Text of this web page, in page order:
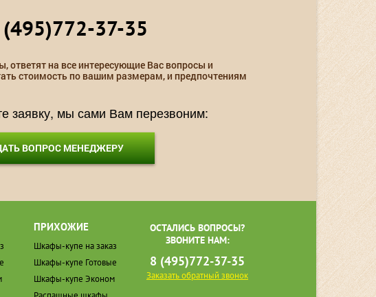
37-35
ответят на все интересующие Вас вопросы и
стоимость по вашим размерам, и предпочтениям
заявку, мы сами Вам перезвоним:
ВОПРОС МЕНЕДЖЕРУ
ПРИХОЖИЕ
Шкафы-купе на заказ
Шкафы-купе Готовые
Шкафы-купе Эконом
ОСТАЛИСЬ ВОПРОСЫ?
ЗВОНИТЕ НАМ:
8 (495)772-37-35
Заказать обратный звонок